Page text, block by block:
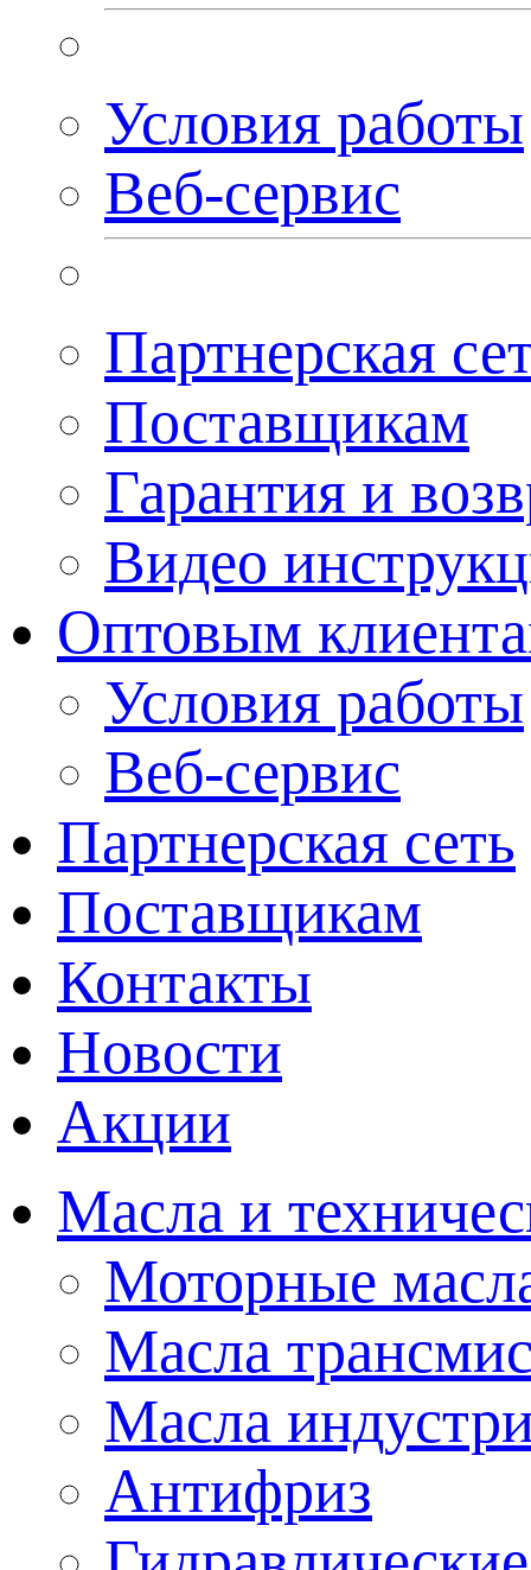
Условия работы
Веб-сервис
Партнерская
Поставщикам
Гарантия и
Видео
Оптовым
Условия работы
Веб-сервис
Партнерская сеть
Поставщикам
Контакты
Новости
Акции
Масла и
Моторные
Масла
Масла
Антифриз